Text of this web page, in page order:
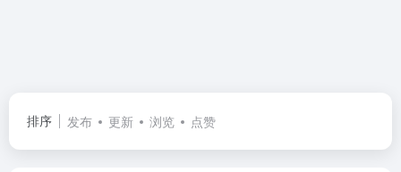
排序 发布 更新 浏览 点赞